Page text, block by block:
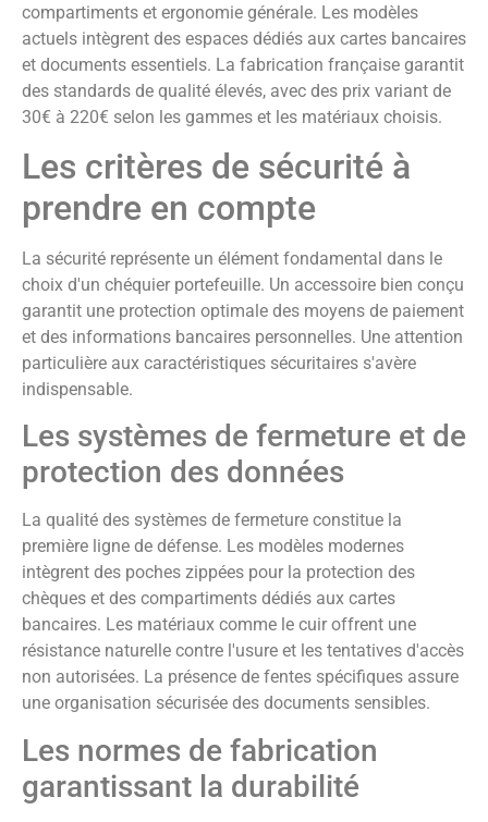
compartiments et ergonomie générale. Les modèles
actuels intègrent des espaces dédiés aux cartes bancaires
et documents essentiels. La fabrication française garantit
des standards de qualité élevés, avec des prix variant de
30€ à 220€ selon les gammes et les matériaux choisis.
Les critères de sécurité à
prendre en compte
La sécurité représente un élément fondamental dans le
choix d'un chéquier portefeuille. Un accessoire bien conçu
garantit une protection optimale des moyens de paiement
et des informations bancaires personnelles. Une attention
particulière aux caractéristiques sécuritaires s'avère
indispensable.
Les systèmes de fermeture et de
protection des données
La qualité des systèmes de fermeture constitue la
première ligne de défense. Les modèles modernes
intègrent des poches zippées pour la protection des
chèques et des compartiments dédiés aux cartes
bancaires. Les matériaux comme le cuir offrent une
résistance naturelle contre l'usure et les tentatives d'accès
non autorisées. La présence de fentes spécifiques assure
une organisation sécurisée des documents sensibles.
Les normes de fabrication
garantissant la durabilité